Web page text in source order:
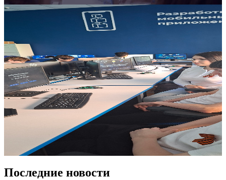
Последние новости